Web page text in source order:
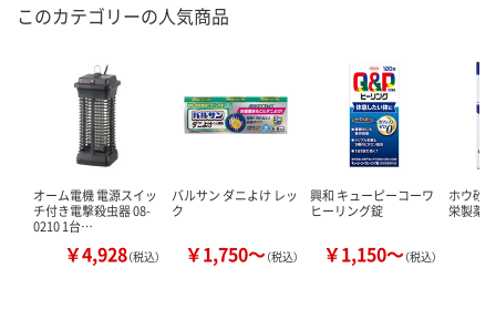
このカテゴリーの人気商品
オーム電機 電源スイッ
チ付き電撃殺虫器 08-
0210 1台…
￥4,928（税込）
バルサン ダニよけ レッ
ク
￥1,750～（税込）
興和 キューピーコーワ
ヒーリング錠
￥1,150～（税込）
ホウ砂（
栄製薬